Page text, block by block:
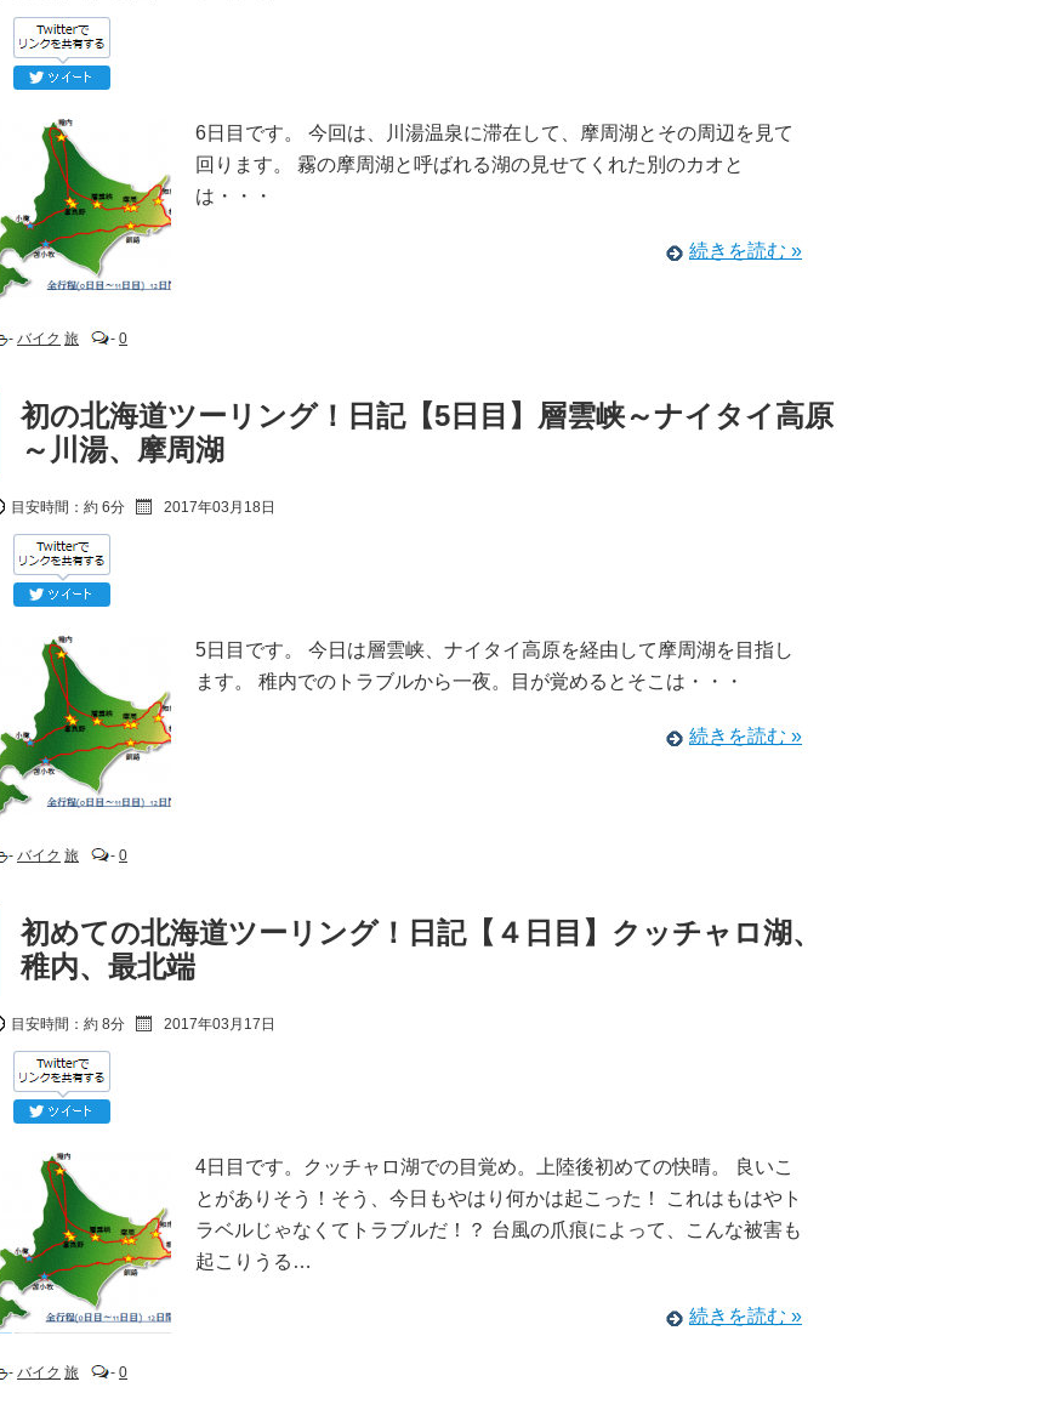
6日目です。 今回は、川湯温泉に滞在して、摩周湖とその周辺を見て
回ります。 霧の摩周湖と呼ばれる湖の見せてくれた別のカオと
は・・・
続きを読む »
- バイク 旅 - 0
初の北海道ツーリング！日記【5日目】層雲峡～ナイタイ高原
～川湯、摩周湖
目安時間： 約 6分 2017年03月18日
5日目です。 今日は層雲峡、ナイタイ高原を経由して摩周湖を目指し
ます。 稚内でのトラブルから一夜。目が覚めるとそこは・・・
続きを読む »
- バイク 旅 - 0
初めての北海道ツーリング！日記【４日目】クッチャロ湖、
稚内、最北端
目安時間： 約 8分 2017年03月17日
4日目です。クッチャロ湖での目覚め。上陸後初めての快晴。 良いこ
とがありそう！そう、今日もやはり何かは起こった！ これはもはやト
ラベルじゃなくてトラブルだ！？ 台風の爪痕によって、こんな被害も
起こりうる…
続きを読む »
- バイク 旅 - 0